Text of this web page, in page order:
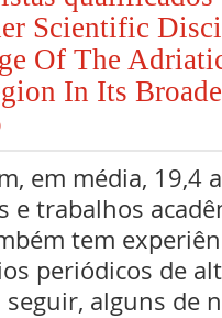
Scientific
Of The
In Its
em média, 19,4
e trabalhos
tem
periódicos de
seguir, alguns de